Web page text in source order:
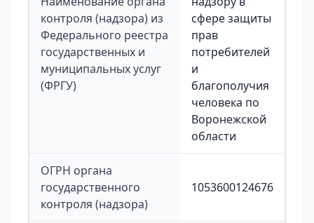
контроля (надзора) из
Федерального реестра
государственных и
муниципальных услуг
(ФРГУ)
сфере защиты
прав
потребителей
и
благополучия
человека по
Воронежской
области
ОГРН органа
государственного
контроля (надзора)
1053600124676